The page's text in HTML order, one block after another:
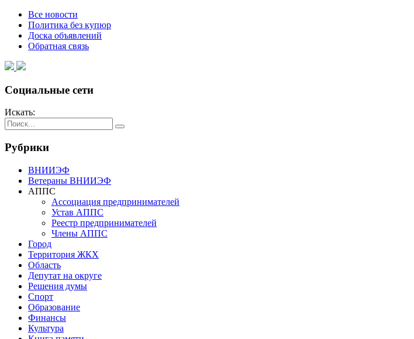
Все новости
Политика без купюр
Доска объявлений
Обратная связь
Социальные сети
Искать:
Рубрики
ВНИИЭФ
Ветераны ВНИИЭФ
АППС
Ассоциация предпринимателей
Устав АППС
Реестр предпринимателей
Члены АППС
Город
Территория ЖКХ
Область
Депутат на округе
Решения думы
Спорт
Образование
Финансы
Культура